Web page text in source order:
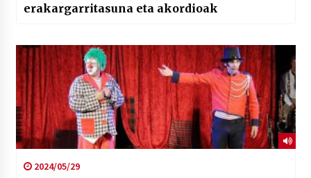
erakargarritasuna eta akordioak
2024/05/29